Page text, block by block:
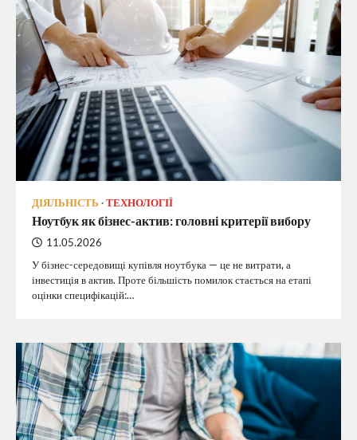
ДІЯЛЬНІСТЬ ТЕХНОЛОГІЇ
Ноутбук як бізнес-актив: головні критерії вибору
11.05.2026
У бізнес-середовищі купівля ноутбука — це не витрати, а
інвестиція в актив. Проте більшість помилок стається на етапі
оцінки специфікацій:…